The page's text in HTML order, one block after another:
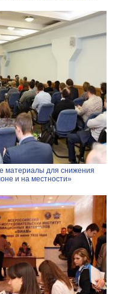
материалы для снижения
и на местности»